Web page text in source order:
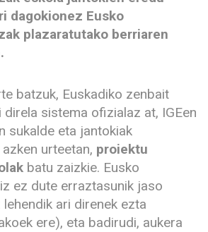
dagokionez Eusko
plazaratutako berriaren
batzuk, Euskadiko zenbait
sistema ofizialaz at, IGEen
sukalde eta jantokiak
urteetan, proiektu
batu zaizkie. Eusko
ez dute erraztasunik jaso
ari direnek ezta
ere), eta badirudi, aukera